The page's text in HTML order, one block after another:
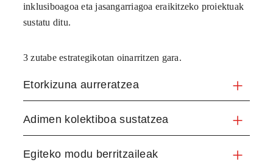
inklusiboagoa eta jasangarriagoa eraikitzeko proiektuak
sustatu ditu.
3 zutabe estrategikotan oinarritzen gara.
Etorkizuna aurreratzea
Adimen kolektiboa sustatzea
Egiteko modu berritzaileak